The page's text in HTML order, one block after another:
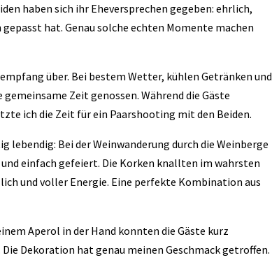
haben sich ihr Eheversprechen gegeben: ehrlich,
hat. Genau solche echten Momente machen
über. Bei bestem Wetter, kühlen Getränken und
Zeit genossen. Während die Gäste
ich die Zeit für ein Paarshooting mit den Beiden.
lebendig: Bei der Weinwanderung durch die Weinberge
einfach gefeiert. Die Korken knallten im wahrsten
und voller Energie. Eine perfekte Kombination aus
Aperol in der Hand konnten die Gäste kurz
Dekoration hat genau meinen Geschmack getroffen.